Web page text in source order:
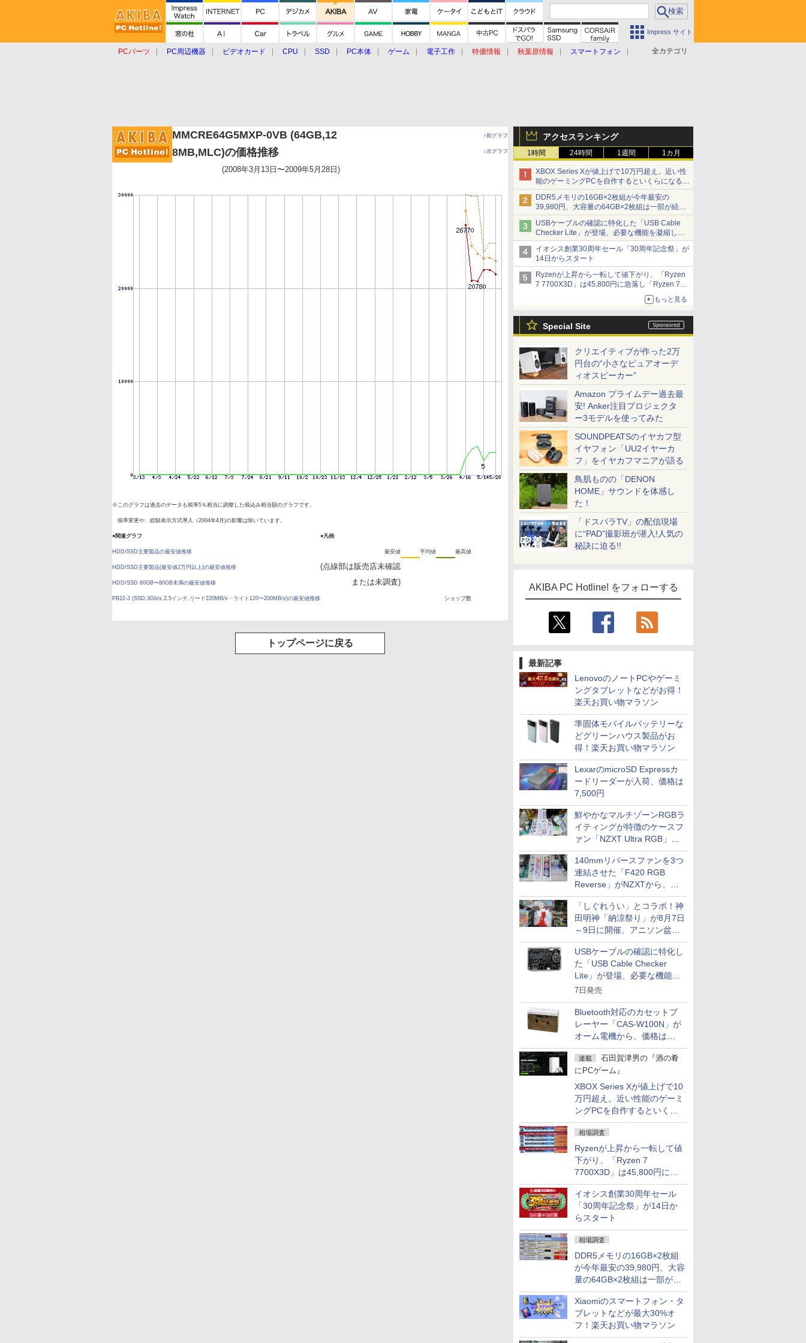
Impress サイト
全カテゴリ
PCパーツ PC周辺機器 ビデオカード CPU SSD PC本体 ゲーム 電子工作 特価情報 秋葉原情報
スマートフォン
アクセスランキング
1時間 24時間 1週間 1カ月
XBOX Series Xが値上げで10万円超え。近い性
能のゲーミングPCを自作するといくらになる？
【石田賀津男の『酒の肴にPCゲーム』】
DDR5メモリの16GB×2枚組が今年最安の
39,980円、大容量の64GB×2枚組は一部が続騰
[8月前半のメモリ価格]
USBケーブルの確認に特化した「USB Cable
Checker Lite」が登場、必要な機能を凝縮しコ
ンパクトに 7日発売
イオシス創業30周年セール「30周年記念祭」が
14日からスタート
Ryzenが上昇から一転して値下がり、「Ryzen
7 7700X3D」は45,800円に急落し「Ryzen 7
7800X3D」との価格逆転解消 [8月前半のCPU
もっと見る
Special Site
クリエイティブが作った2万
円台の“小さなピュアオーデ
ィオスピーカー”
Amazon プライムデー過去最
安! Anker注目プロジェクタ
ー3モデルを使ってみた
SOUNDPEATSのイヤカフ型
イヤフォン「UU2イヤーカ
フ」をイヤカフマニアが語る
鳥肌ものの「DENON
HOME」サウンドを体感し
た！
「ドスパラTV」の配信現場
に“PAD”撮影班が潜入!人気の
秘訣に迫る!!
AKIBA PC Hotline! をフォローする
最新記事
LenovoのノートPCやゲーミ
ングタブレットなどがお得！
楽天お買い物マラソン
準固体モバイルバッテリーな
どグリーンハウス製品がお
得！楽天お買い物マラソン
LexarのmicroSD Expressカ
ードリーダーが入荷、価格は
7,500円
鮮やかなマルチゾーンRGBラ
イティングが特徴のケースフ
ァン「NZXT Ultra RGB」が
発売、計8製品
140mmリバースファンを3つ
連結させた「F420 RGB
Reverse」がNZXTから、単
一フレーム採用
「しぐれうい」とコラボ！神
田明神「納涼祭り」が8月7日
～9日に開催、アニソン盆踊
りや屋台グルメなどもあり
USBケーブルの確認に特化し
た「USB Cable Checker
Lite」が登場、必要な機能を
凝縮しコンパクトに
7日発売
Bluetooth対応のカセットプ
レーヤー「CAS-W100N」が
オーム電機から、価格は
5,940円
連載
石田賀津男の『酒の肴
にPCゲーム』
XBOX Series Xが値上げで10
万円超え。近い性能のゲーミ
ングPCを自作するといくら
になる？
相場調査
Ryzenが上昇から一転して値
下がり、「Ryzen 7
7700X3D」は45,800円に急
落し「Ryzen 7 7800X3D」
との価格逆転解消 [8月前半の
CPU価格]
イオシス創業30周年セール
「30周年記念祭」が14日か
らスタート
相場調査
DDR5メモリの16GB×2枚組
が今年最安の39,980円、大容
量の64GB×2枚組は一部が続
騰 [8月前半のメモリ価格]
Xiaomiのスマートフォン・タ
ブレットなどが最大30%オ
フ！楽天お買い物マラソン
MMCRE64G5MXP-0VB (64GB,12
8MB,MLC)の価格推移
↑前グラフ
↓次グラフ
(2008年3月13日〜2009年5月28日)
※このグラフは過去のデータも税率5％相当に調整した税込み相当額のグラフです。
税率変更や、総額表示方式導入（2004年4月)の影響は除いています。
●関連グラフ
HDD/SSD主要製品の最安値推移
HDD/SSD主要製品(最安値2万円以上)の最安値推移
HDD/SSD 60GB〜80GB未満の最安値推移
PB22-J (SSD,3Gb/s,2.5インチ,リード220MB/s・ライト120〜200MB/s)の最安値推移
●凡例
最安値
(点線部は販売店未確認
または未調査)
平均値 最高値
ショップ数
トップページに戻る